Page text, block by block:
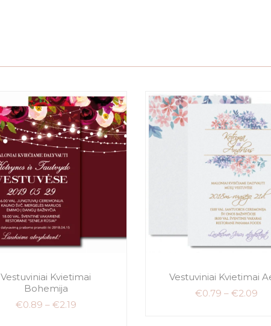
Vestuviniai Kvietimai
Bohemija
€0.89 – €2.19
Vestuviniai Kvietimai
€0.79 – €2.09